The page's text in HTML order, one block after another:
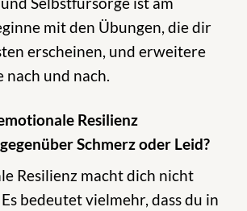
mit den Übungen, die dir
erscheinen, und erweitere
und nach.
Resilienz
Schmerz oder Leid?
Resilienz macht dich nicht
bedeutet vielmehr, dass du in